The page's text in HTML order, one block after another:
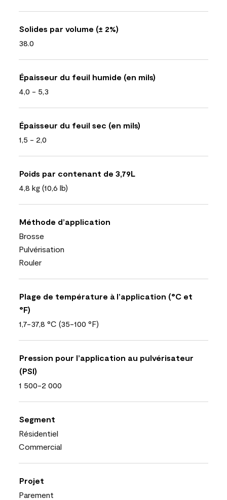
Solides par volume (± 2%)
38.0
Épaisseur du feuil humide (en mils)
4,0 - 5,3
Épaisseur du feuil sec (en mils)
1,5 - 2,0
Poids par contenant de 3,79L
4,8 kg (10,6 lb)
Méthode d’application
Brosse
Pulvérisation
Rouler
Plage de température à l’application (°C et
°F)
1,7-37,8 °C (35-100 °F)
Pression pour l’application au pulvérisateur
(PSI)
1 500-2 000
Segment
Résidentiel
Commercial
Projet
Parement